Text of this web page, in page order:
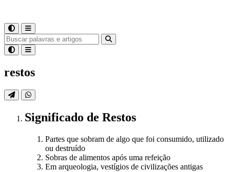
restos
Significado de Restos
Partes que sobram de algo que foi consumido, utilizado
ou destruído
Sobras de alimentos após uma refeição
Em arqueologia, vestígios de civilizações antigas